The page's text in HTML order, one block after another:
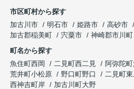
市区町村から探す
加古川市
明石市 姫路市 高砂市
加古郡稲美町
宍粟市
神崎郡市川町
町名から探す
魚住町西岡
二見町西二見 阿弥陀
荒井町小松原
野口町野口 二見町
西神吉町岸
加古川町大野